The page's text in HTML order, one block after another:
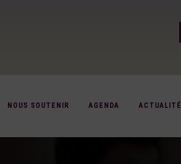
NOUS SOUTENIR AGENDA ACTUALITÉ